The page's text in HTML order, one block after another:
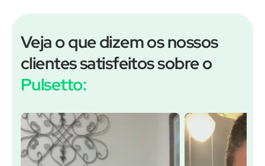
Veja o que dizem os nossos
clientes satisfeitos sobre o
Pulsetto: